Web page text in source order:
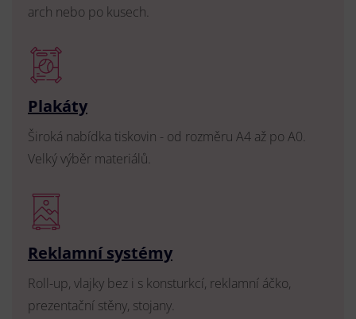
arch nebo po kusech.
Plakáty
Široká nabídka tiskovin - od rozměru A4 až po A0.
Velký výběr materiálů.
Reklamní systémy
Roll-up, vlajky bez i s konsturkcí, reklamní áčko,
prezentační stěny, stojany.